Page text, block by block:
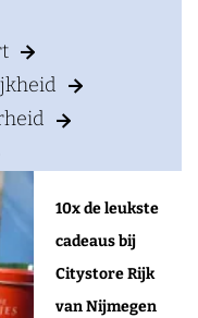
10x de leukste
cadeaus bij
Citystore Rijk
van Nijmegen